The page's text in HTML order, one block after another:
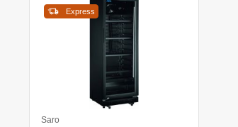
Express
Saro